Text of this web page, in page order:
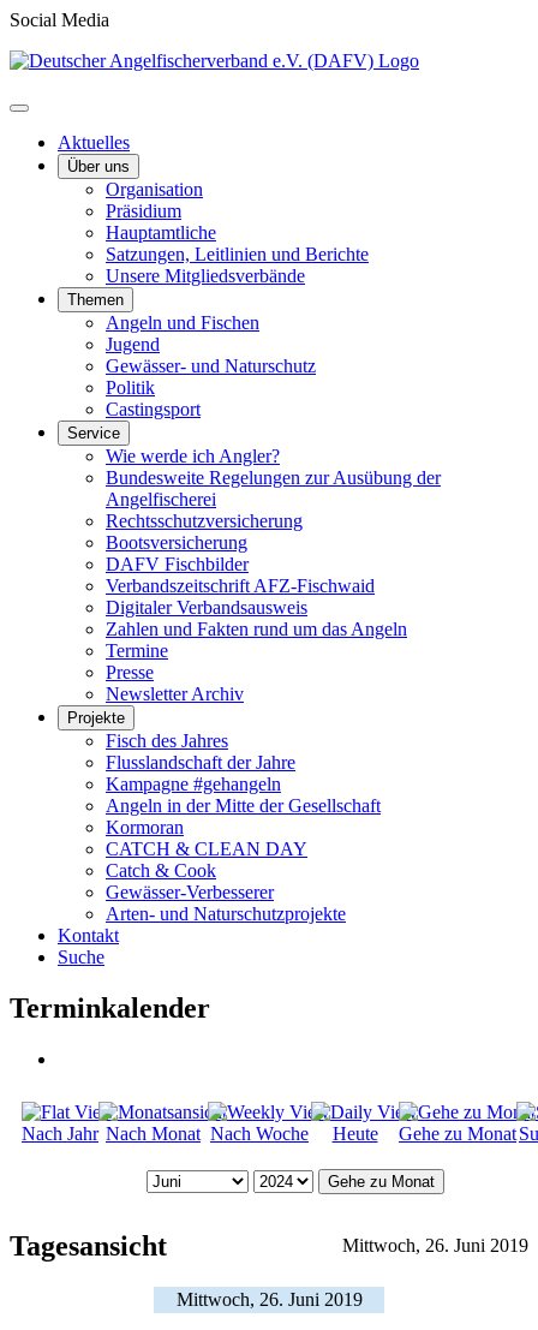
Social Media
Aktuelles
Über uns
Organisation
Präsidium
Hauptamtliche
Satzungen, Leitlinien und Berichte
Unsere Mitgliedsverbände
Themen
Angeln und Fischen
Jugend
Gewässer- und Naturschutz
Politik
Castingsport
Service
Wie werde ich Angler?
Bundesweite Regelungen zur Ausübung der
Angelfischerei
Rechtsschutzversicherung
Bootsversicherung
DAFV Fischbilder
Verbandszeitschrift AFZ-Fischwaid
Digitaler Verbandsausweis
Zahlen und Fakten rund um das Angeln
Termine
Presse
Newsletter Archiv
Projekte
Fisch des Jahres
Flusslandschaft der Jahre
Kampagne #gehangeln
Angeln in der Mitte der Gesellschaft
Kormoran
CATCH & CLEAN DAY
Catch & Cook
Gewässer-Verbesserer
Arten- und Naturschutzprojekte
Kontakt
Suche
Terminkalender
Nach Jahr Nach Monat Nach Woche Heute Gehe zu Monat
Gehe zu Monat
Tagesansicht Mittwoch, 26. Juni 2019
Mittwoch, 26. Juni 2019